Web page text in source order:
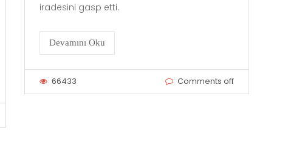
iradesini gasp etti.
Devamını Oku
66433 Comments off